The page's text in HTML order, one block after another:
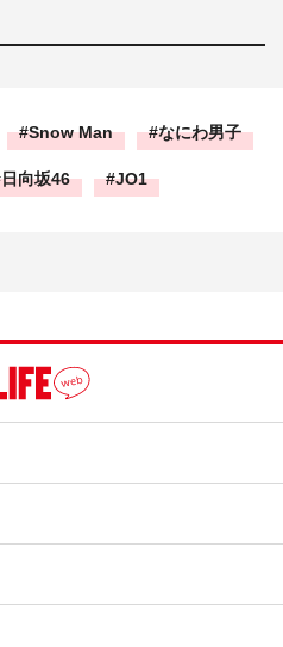
Snow Man なにわ男子
日向坂46 JO1